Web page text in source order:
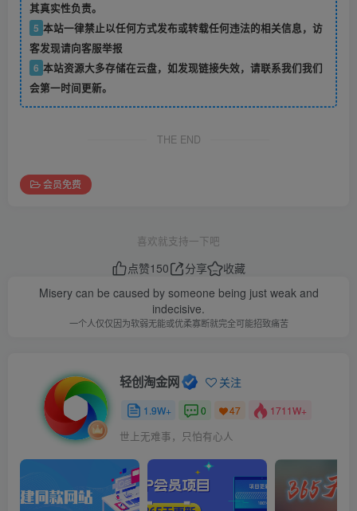
其真实性负责。
5 本站一律禁止以任何方式发布或转载任何违法的相关信息，访
客发现请向客服举报
6 本站资源大多存储在云盘，如发现链接失效，请联系我们我们
会第一时间更新。
THE END
会员免费
喜欢就支持一下吧
点赞150 分享
收藏
Misery can be caused by someone being just weak and
indecisive.
一个人仅仅因为软弱无能或优柔寡断就完全可能招致痛苦
轻创淘金网 关注
1.9W+ 0 47 1711W+
世上无难事，只怕有心人